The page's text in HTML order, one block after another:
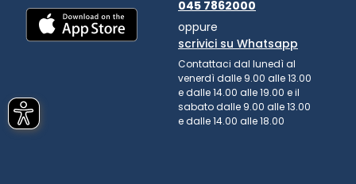
045 7862000
oppure
scrivici su Whatsapp
Contattaci dal lunedì al
venerdì dalle 9.00 alle 13.00
e dalle 14.00 alle 19.00 e il
sabato dalle 9.00 alle 13.00
e dalle 14.00 alle 18.00